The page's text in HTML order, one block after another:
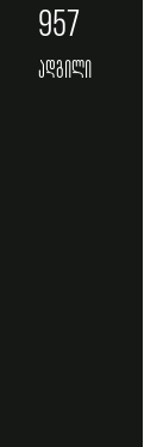
957
ადგილი